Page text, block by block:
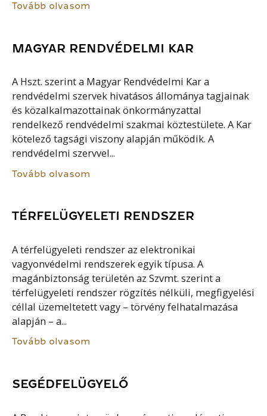
Tovább olvasom
MAGYAR RENDVÉDELMI KAR
A Hszt. szerint a Magyar Rendvédelmi Kar a
rendvédelmi szervek hivatásos állománya tagjainak
és közalkalmazottainak önkormányzattal
rendelkező rendvédelmi szakmai köztestülete. A Kar
kötelező tagsági viszony alapján működik. A
rendvédelmi szervvel...
Tovább olvasom
TÉRFELÜGYELETI RENDSZER
A térfelügyeleti rendszer az elektronikai
vagyonvédelmi rendszerek egyik típusa. A
magánbiztonság területén az Szvmt. szerint a
térfelügyeleti rendszer rögzítés nélküli, megfigyelési
céllal üzemeltetett vagy – törvény felhatalmazása
alapján – a...
Tovább olvasom
SEGÉDFELÜGYELŐ